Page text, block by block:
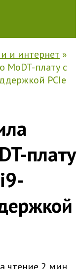
и интернет »
MoDT-плату с
PCIe
плату